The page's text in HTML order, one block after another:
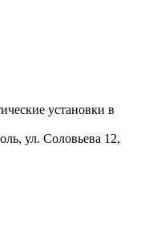
установки в
ул. Соловьева 12,